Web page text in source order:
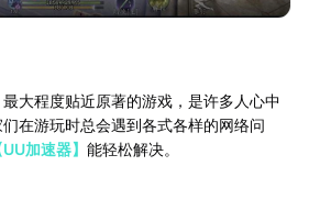
大程度贴近原著的游戏，是许多人心中
在游玩时总会遇到各式各样的网络问
UU加速器】 能轻松解决。